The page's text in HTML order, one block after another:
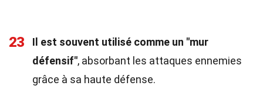
23
Il est souvent utilisé comme un "mur
défensif", absorbant les attaques ennemies
grâce à sa haute défense.